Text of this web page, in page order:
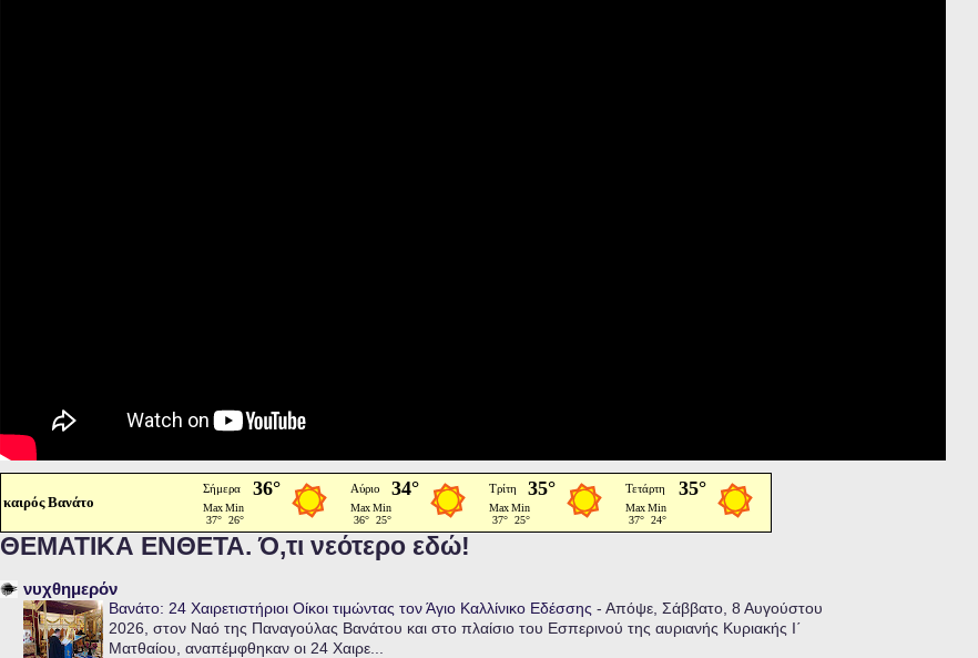
καιρός Βανάτο
ΘΕΜΑΤΙΚΑ ΕΝΘΕΤΑ. Ό,τι νεότερο εδώ!
νυχθημερόν
Βανάτο: 24 Χαιρετιστήριοι Οίκοι τιμώντας τον Άγιο Καλλίνικο Εδέσσης - Απόψε, Σάββατο, 8 Αυγούστου
2026, στον Ναό της Παναγούλας Βανάτου και στο πλαίσιο του Εσπερινού της αυριανής Κυριακής Ι΄
Ματθαίου, αναπέμφθηκαν οι 24 Χαιρε...